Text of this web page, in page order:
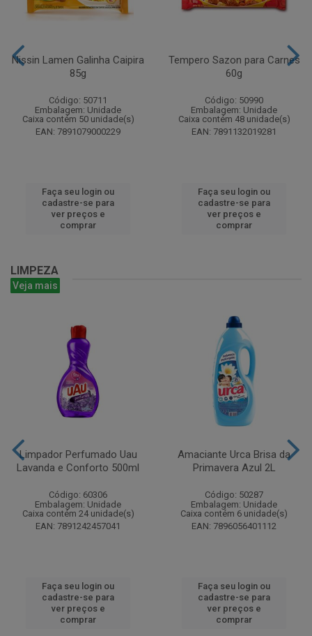
Nissin Lamen Galinha Caipira
85g
Código: 50711
Embalagem: Unidade
Caixa contém 50 unidade(s)
EAN: 7891079000229
Faça seu login ou
cadastre-se para
ver preços e
comprar
Tempero Sazon para Carnes
60g
Código: 50990
Embalagem: Unidade
Caixa contém 48 unidade(s)
EAN: 7891132019281
Faça seu login ou
cadastre-se para
ver preços e
comprar
LIMPEZA
Veja mais
Limpador Perfumado Uau
Lavanda e Conforto 500ml
Código: 60306
Embalagem: Unidade
Caixa contém 24 unidade(s)
EAN: 7891242457041
Faça seu login ou
cadastre-se para
ver preços e
comprar
Amaciante Urca Brisa da
Primavera Azul 2L
Código: 50287
Embalagem: Unidade
Caixa contém 6 unidade(s)
EAN: 7896056401112
Faça seu login ou
cadastre-se para
ver preços e
comprar